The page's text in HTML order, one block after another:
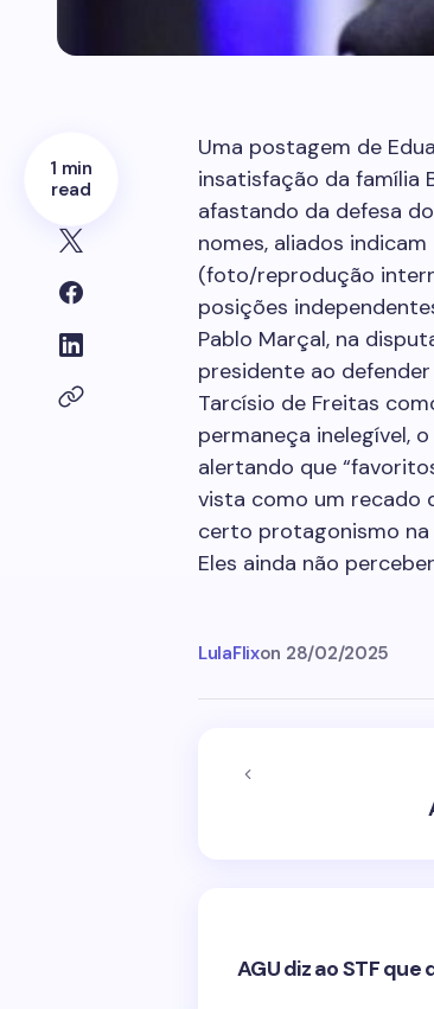
1 min
read
Uma postagem de
insatisfação da família
afastando da defesa
nomes, aliados
(foto/reprodução
posições
Pablo Marçal, na
presidente ao
Tarcísio de Freitas
permaneça inelegível,
alertando que
vista como um recado
certo protagonismo na
Eles ainda não
LulaFlixon 28/02/2025
AGU diz ao STF